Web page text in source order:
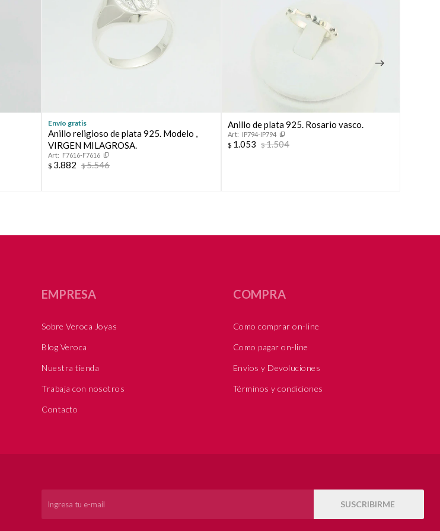
Envío gratis
Anillo religioso de plata 925. Modelo ,
VIRGEN MILAGROSA.
F7616-F7616
$ 3.882 $5.546
Anillo de plata 925. Rosario vasco.
IP794-IP794
$ 1.053 $1.504
SUSCRIBIRME
EMPRESA
Sobre Veroca Joyas
Blog Veroca
Nuestra tienda
Trabaja con nosotros
Contacto
COMPRA
Como comprar on-line
Como pagar on-line
Envíos y Devoluciones
Términos y condiciones